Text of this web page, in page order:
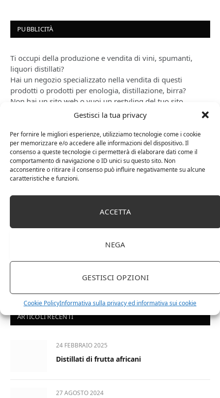
Gestisci la tua privacy
Per fornire le migliori esperienze, utilizziamo tecnologie come i cookie
per memorizzare e/o accedere alle informazioni del dispositivo. Il
consenso a queste tecnologie ci permetterà di elaborare dati come il
comportamento di navigazione o ID unici su questo sito. Non
acconsentire o ritirare il consenso può influire negativamente su alcune
caratteristiche e funzioni.
ACCETTA
NEGA
GESTISCI OPZIONI
Cookie PolicyInformativa sulla privacy ed informativa sui cookie
PUBBLICITÀ
Ti occupi della produzione e vendita di vini, spumanti,
liquori distillati?
Hai un negozio specializzato nella vendita di questi
prodotti o prodotti per enologia, distillazione, birra?
Non hai un sito web o vuoi un restyling del tuo sito
Sei interessato a comparire in queste pagine?
sarai ricontattato al più presto.
ARTICOLI RECENTI
24 FEBBRAIO 2025
Distillati di frutta africani
27 AGOSTO 2024